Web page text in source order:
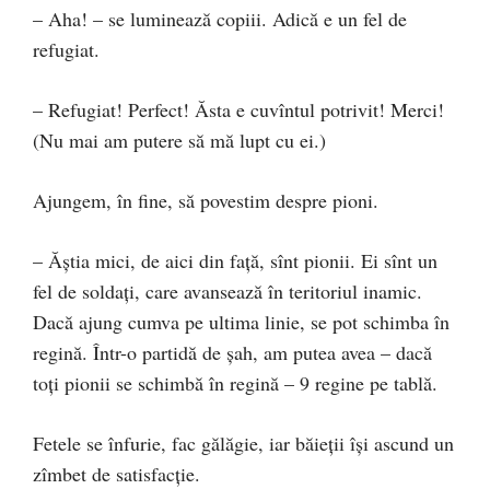
– Aha! – se luminează copiii. Adică e un fel de
refugiat.
– Refugiat! Perfect! Ăsta e cuvîntul potrivit! Merci!
(Nu mai am putere să mă lupt cu ei.)
Ajungem, în fine, să povestim despre pioni.
– Ăștia mici, de aici din față, sînt pionii. Ei sînt un
fel de soldați, care avansează în teritoriul inamic.
Dacă ajung cumva pe ultima linie, se pot schimba în
regină. Într-o partidă de șah, am putea avea – dacă
toți pionii se schimbă în regină – 9 regine pe tablă.
Fetele se înfurie, fac gălăgie, iar băieții își ascund un
zîmbet de satisfacție.